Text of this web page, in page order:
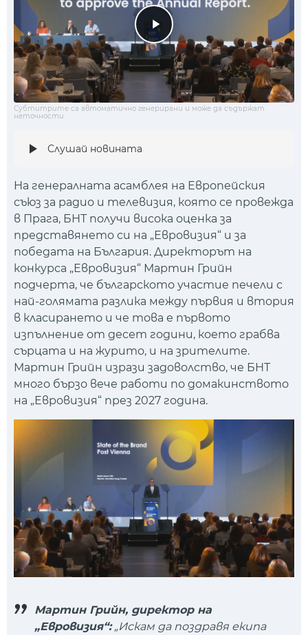
Субтитрите са автоматично генерирани и може да съдържат
неточности.
Слушай новината
На генералната асамблея на Европейския
съюз за радио и телевизия, която се провежда
в Прага, БНТ получи висока оценка за
представянето си на „Евровизия“ и за
победата на България. Директорът на
конкурса „Евровизия“ Мартин Грийн
подчерта, че българското участие печели с
най-голямата разлика между първия и втория
в класирането и че това е първото
изпълнение от десет години, което грабва
сърцата и на журито, и на зрителите.
Мартин Грийн изрази задоволство, че БНТ
много бързо вече работи по домакинството
на „Евровизия“ през 2027 година.
Мартин Грийн, директор на
„Евровизия“:„Искам да поздравя екипа